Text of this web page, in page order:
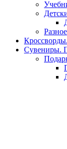
Разное
Сувениры.